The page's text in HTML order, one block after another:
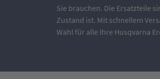
Sie brauchen. Die Ersatzteile
Zustand ist. Mit schnellem
Wahl für alle Ihre Husqvarna